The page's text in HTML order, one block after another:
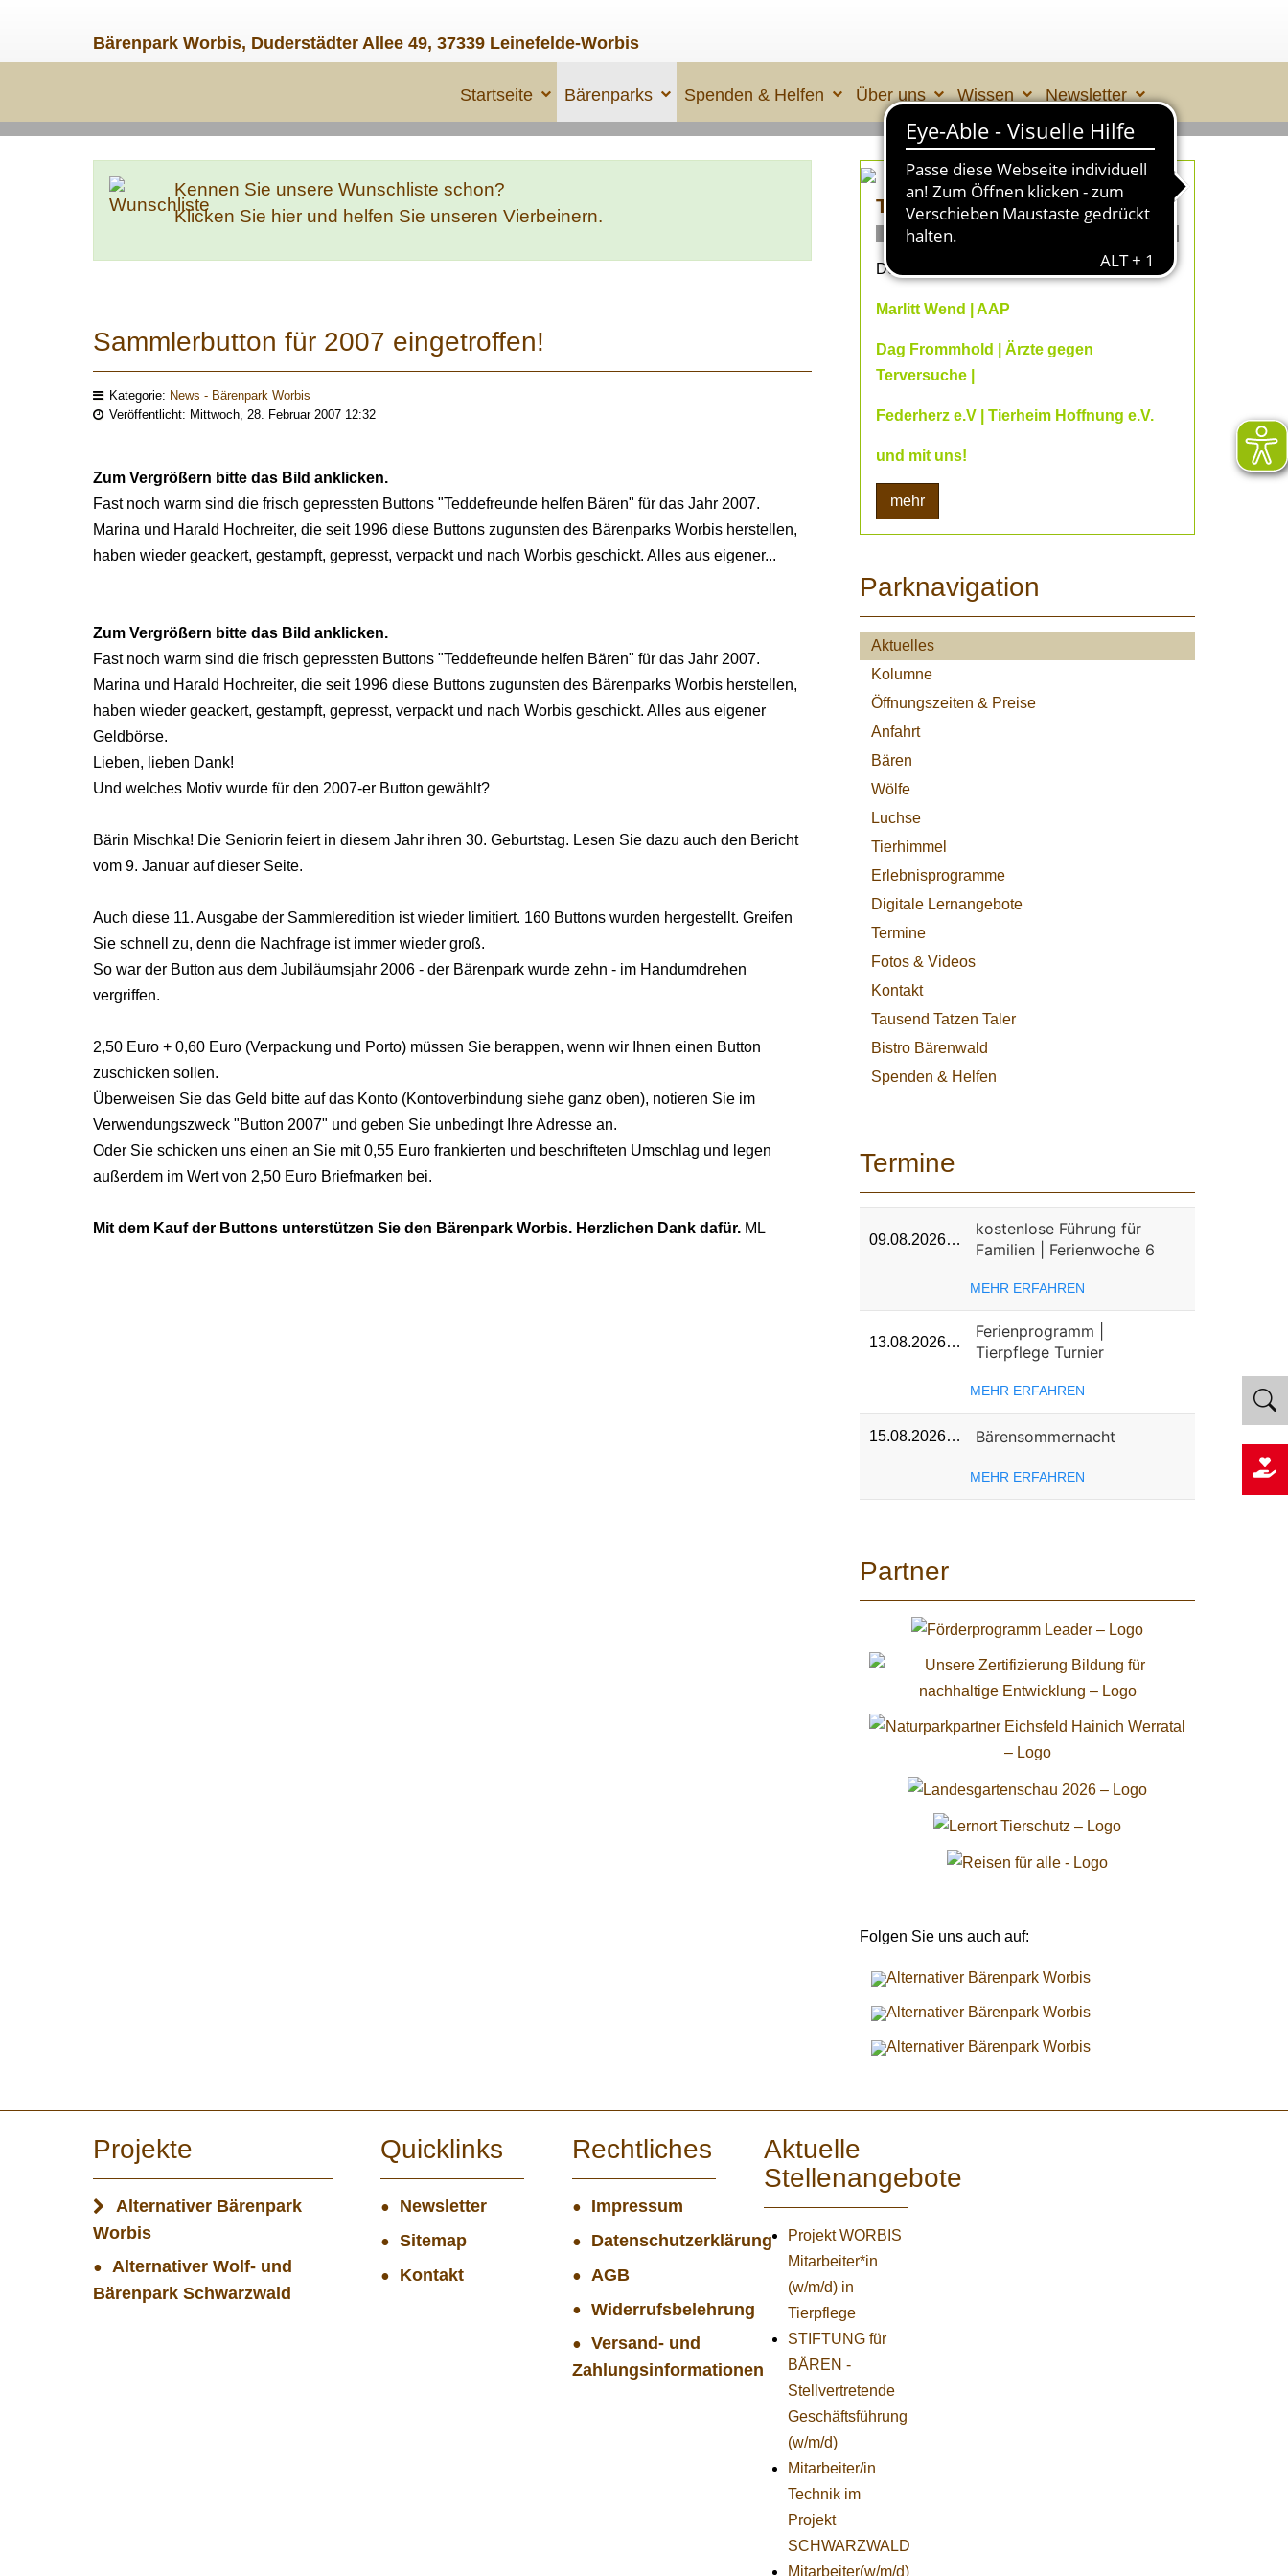
Bärenpark Worbis, Duderstädter Allee 49, 37339 Leinefelde-Worbis
Startseite Bärenparks Spenden & Helfen Über uns Wissen Newsletter
Kennen Sie unsere Wunschliste schon?
Klicken Sie hier und helfen Sie unseren Vierbeinern.
Sammlerbutton für 2007 eingetroffen!
Kategorie: News - Bärenpark Worbis
Veröffentlicht: Mittwoch, 28. Februar 2007 12:32
Zum Vergrößern bitte das Bild anklicken.
Fast noch warm sind die frisch gepressten Buttons "Teddefreunde helfen Bären" für das Jahr 2007.
Marina und Harald Hochreiter, die seit 1996 diese Buttons zugunsten des Bärenparks Worbis herstellen,
haben wieder geackert, gestampft, gepresst, verpackt und nach Worbis geschickt. Alles aus eigener...
Zum Vergrößern bitte das Bild anklicken.
Fast noch warm sind die frisch gepressten Buttons "Teddefreunde helfen Bären" für das Jahr 2007.
Marina und Harald Hochreiter, die seit 1996 diese Buttons zugunsten des Bärenparks Worbis herstellen,
haben wieder geackert, gestampft, gepresst, verpackt und nach Worbis geschickt. Alles aus eigener
Geldbörse.
Lieben, lieben Dank!
Und welches Motiv wurde für den 2007-er Button gewählt?
Bärin Mischka! Die Seniorin feiert in diesem Jahr ihren 30. Geburtstag. Lesen Sie dazu auch den Bericht
vom 9. Januar auf dieser Seite.
Auch diese 11. Ausgabe der Sammleredition ist wieder limitiert. 160 Buttons wurden hergestellt. Greifen
Sie schnell zu, denn die Nachfrage ist immer wieder groß.
So war der Button aus dem Jubiläumsjahr 2006 - der Bärenpark wurde zehn - im Handumdrehen
vergriffen.
2,50 Euro + 0,60 Euro (Verpackung und Porto) müssen Sie berappen, wenn wir Ihnen einen Button
zuschicken sollen.
Überweisen Sie das Geld bitte auf das Konto (Kontoverbindung siehe ganz oben), notieren Sie im
Verwendungszweck "Button 2007" und geben Sie unbedingt Ihre Adresse an.
Oder Sie schicken uns einen an Sie mit 0,55 Euro frankierten und beschrifteten Umschlag und legen
außerdem im Wert von 2,50 Euro Briefmarken bei.
Mit dem Kauf der Buttons unterstützen Sie den Bärenpark Worbis. Herzlichen Dank dafür. ML
TIERLEID made in ÜBERALL 2
ONLINE- Fachvorträge
Dein Online-Herbst 2026 mit
Marlitt Wend | AAP
Dag Frommhold | Ärzte gegen
Terversuche |
Federherz e.V | Tierheim Hoffnung e.V.
und mit uns!
mehr
Parknavigation
Aktuelles
Kolumne
Öffnungszeiten & Preise
Anfahrt
Bären
Wölfe
Luchse
Tierhimmel
Erlebnisprogramme
Digitale Lernangebote
Termine
Fotos & Videos
Kontakt
Tausend Tatzen Taler
Bistro Bärenwald
Spenden & Helfen
Termine
09.08.2026…
kostenlose Führung für
Familien | Ferienwoche 6
MEHR ERFAHREN
13.08.2026…
Ferienprogramm |
Tierpflege Turnier
MEHR ERFAHREN
15.08.2026… Bärensommernacht
MEHR ERFAHREN
Partner
Folgen Sie uns auch auf:
Projekte
Alternativer Bärenpark
Worbis
Alternativer Wolf- und
Bärenpark Schwarzwald
Quicklinks
Newsletter
Sitemap
Kontakt
Rechtliches
Impressum
Datenschutzerklärung
AGB
Widerrufsbelehrung
Versand- und
Zahlungsinformationen
Aktuelle
Stellenangebote
Projekt WORBIS
Mitarbeiter*in
(w/m/d) in
Tierpflege
STIFTUNG für
BÄREN -
Stellvertretende
Geschäftsführung
(w/m/d)
Mitarbeiter/in
Technik im
Projekt
SCHWARZWALD
Mitarbeiter(w/m/d)